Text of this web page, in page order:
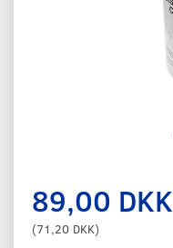
89,00 DKK
(71,20 DKK)